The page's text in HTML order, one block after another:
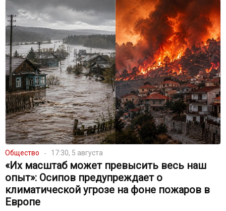
Общество 17:30, 5 августа
«Их масштаб может превысить весь наш
опыт»: Осипов предупреждает о
климатической угрозе на фоне пожаров в
Европе